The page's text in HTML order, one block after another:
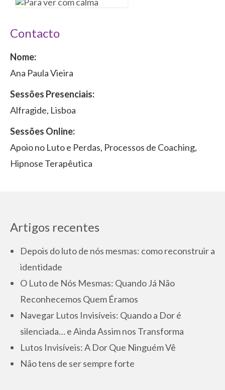
Contacto
Nome:
Ana Paula Vieira
Sessões Presenciais:
Alfragide, Lisboa
Sessões Online:
Apoio no Luto e Perdas, Processos de Coaching,
Hipnose Terapêutica
Artigos recentes
Depois do luto de nós mesmas: como reconstruir a
identidade
O Luto de Nós Mesmas: Quando Já Não
Reconhecemos Quem Éramos
Navegar Lutos Invisíveis: Quando a Dor é
silenciada… e Ainda Assim nos Transforma
Lutos Invisíveis: A Dor Que Ninguém Vê
Não tens de ser sempre forte